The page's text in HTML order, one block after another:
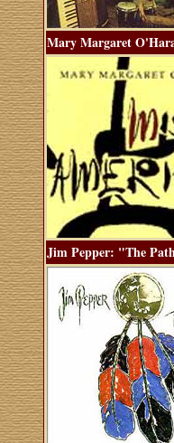
Mary Margaret
Jim Pepper: "The